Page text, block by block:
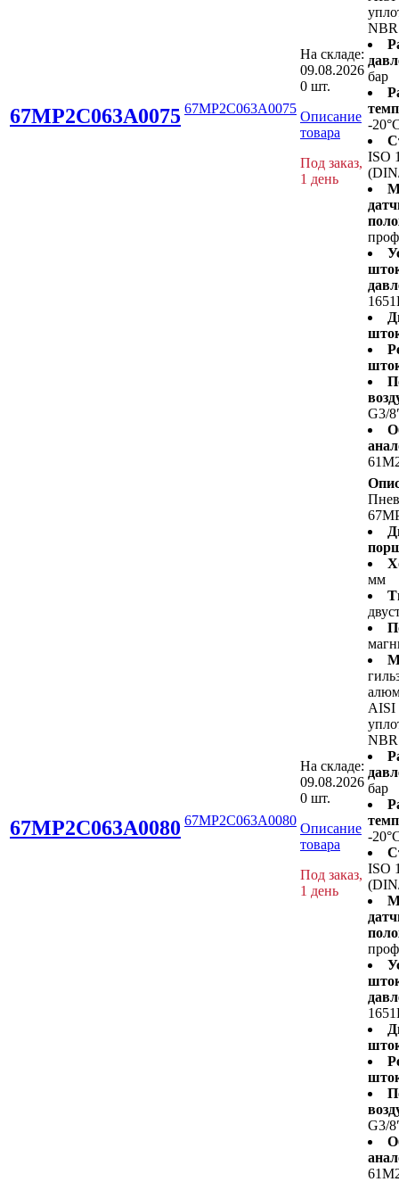
67MP2C063A0075 67MP2C063A0075
На складе:
09.08.2026
0 шт.
Описание
товара
Под заказ,
1 день
NBR
бар
-
ISO
G3/
67MP2C063A0080 67MP2C063A0080
На складе:
09.08.2026
0 шт.
Описание
товара
Под заказ,
1 день
мм
AISI
NBR
бар
-
ISO
G3/